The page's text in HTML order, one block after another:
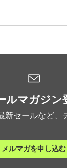
ルマガジン
セールなど
メルマガを申し込む